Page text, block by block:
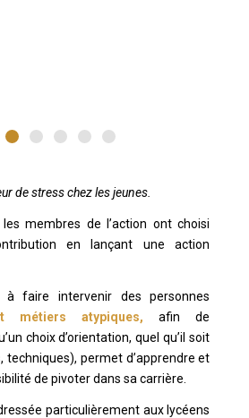
de stress chez les jeunes.
membres de l’action ont choisi
en lançant une action
à faire intervenir des personnes
métiers atypiques,afin de
choix d’orientation, quel qu’il soit
techniques), permet d’apprendre et
de pivoter dans sa carrière.
particulièrement aux lycéens